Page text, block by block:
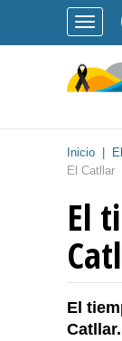
Inicio
El Catllar
El
El